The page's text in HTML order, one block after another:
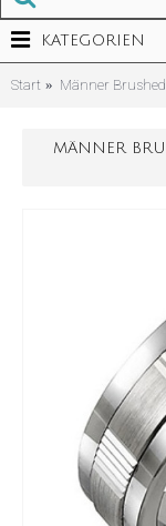
KATEGORIEN
Start Männer
MÄNNER